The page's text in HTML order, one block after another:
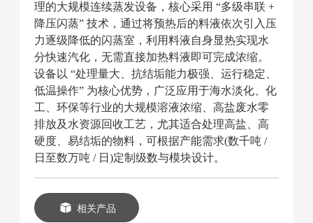
理的大规模连续蒸发设备，核心采用 “多级串联 +
降压闪蒸” 技术，通过将预热后的料液依次引入压
力逐级降低的闪蒸室，利用料液自身显热实现水
分快速汽化，无需直接加热料液即可完成浓缩。
设备以 “处理量大、抗结垢能力极强、运行稳定、
低温操作” 为核心优势，广泛应用于海水淡化、化
工、环保等行业的大规模溶液浓缩、高盐废水零
排放及水资源回收工艺，尤其适合处理高盐、高
硬度、易结垢的物料，可根据产能需求(数千吨 /
日至数万吨 / 日)定制级数与模块设计。
相关产品